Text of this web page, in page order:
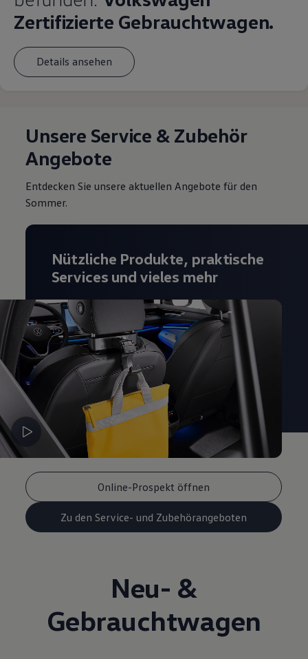
Zertifizierte Gebrauchtwagen.
Details ansehen
Unsere Service & Zubehör
Angebote
Entdecken Sie unsere aktuellen Angebote für den
Sommer.
Online-Prospekt öffnen
Zu den Service- und Zubehörangeboten
Nützliche Produkte, praktische
Services und vieles mehr
Neu- &
Gebrauchtwagen